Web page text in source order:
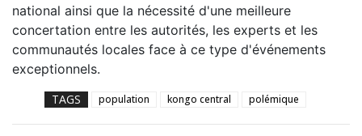
national ainsi que la nécessité d'une meilleure
concertation entre les autorités, les experts et les
communautés locales face à ce type d'événements
exceptionnels.
TAGS population kongo central polémique